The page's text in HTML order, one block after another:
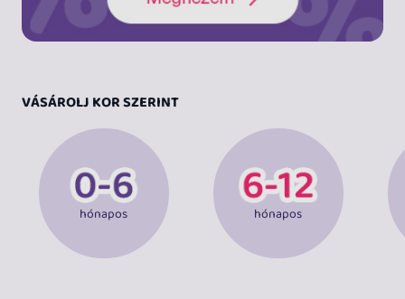
VÁSÁROLJ KOR SZERINT
hónapos hónapos